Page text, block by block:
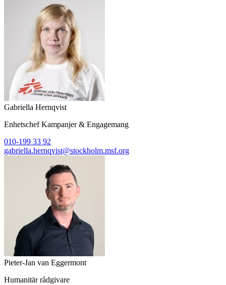
Gabriella Hernqvist
Enhetschef Kampanjer & Engagemang
010-199 33 92
gabriella.hernqvist@stockholm.msf.org
Pieter-Jan van Eggermont
Humanitär rådgivare